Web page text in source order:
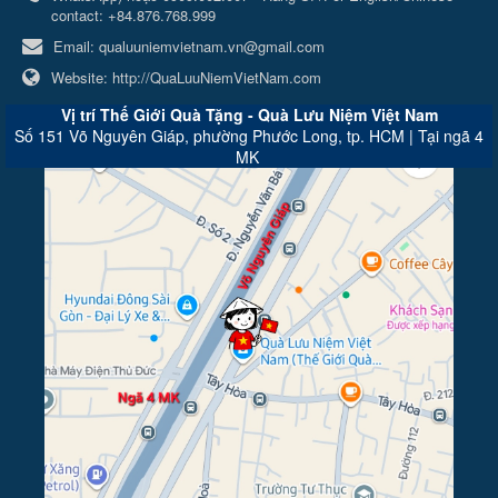
contact: +84.876.768.999
Email: qualuuniemvietnam.vn@gmail.com
Website: http://QuaLuuNiemVietNam.com
Vị trí Thế Giới Quà Tặng - Quà Lưu Niệm Việt Nam
Số 151 Võ Nguyên Giáp, phường Phước Long, tp. HCM | Tại ngã 4
MK